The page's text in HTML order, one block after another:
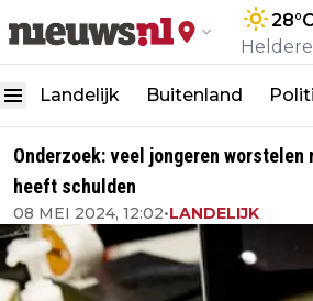
28
Landelijk Buitenland
Onderzoek: veel jongeren worstelen
heeft schulden
08 MEI 2024, 12:02•LANDELIJK